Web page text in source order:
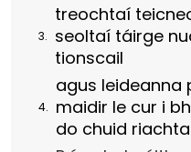
treochtaí
seoltaí táirge
tionscail
agus leideanna
maidir le cur i
do chuid